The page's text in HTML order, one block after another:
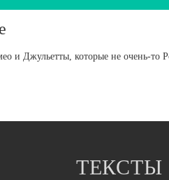
и Джульетты, которые не очень-то
ТЕКСТЫ